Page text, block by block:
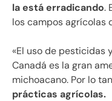
la está erradicando.
los campos agrícolas
«El uso de pesticidas
Canadá es la gran
michoacano. Por lo
prácticas agrícolas.